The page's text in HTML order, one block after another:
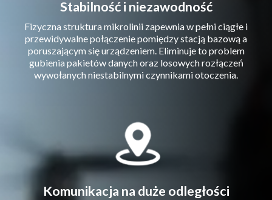
Stabilność i niezawodność
Fizyczna struktura mikrolinii zapewnia w pełni ciągłe i
przewidywalne połączenie pomiędzy stacją bazową a
poruszającym się urządzeniem. Eliminuje to problem
gubienia pakietów danych oraz losowych rozłączeń
wywołanych niestabilnymi czynnikami otoczenia.​
Komunikacja na duże odległości